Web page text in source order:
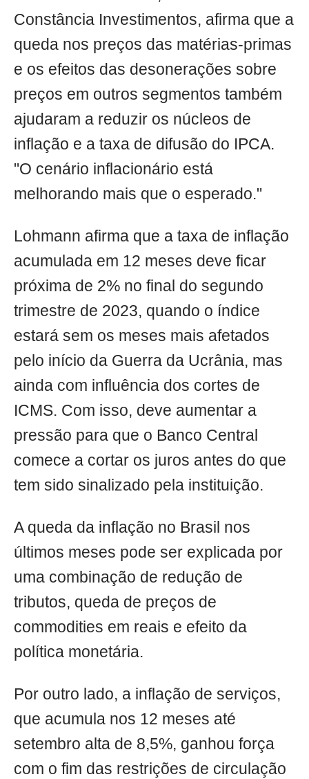
Constância Investimentos, afirma que a
queda nos preços das matérias-primas
e os efeitos das desonerações sobre
preços em outros segmentos também
ajudaram a reduzir os núcleos de
inflação e a taxa de difusão do IPCA.
"O cenário inflacionário está
melhorando mais que o esperado."
Lohmann afirma que a taxa de inflação
acumulada em 12 meses deve ficar
próxima de 2% no final do segundo
trimestre de 2023, quando o índice
estará sem os meses mais afetados
pelo início da Guerra da Ucrânia, mas
ainda com influência dos cortes de
ICMS. Com isso, deve aumentar a
pressão para que o Banco Central
comece a cortar os juros antes do que
tem sido sinalizado pela instituição.
A queda da inflação no Brasil nos
últimos meses pode ser explicada por
uma combinação de redução de
tributos, queda de preços de
commodities em reais e efeito da
política monetária.
Por outro lado, a inflação de serviços,
que acumula nos 12 meses até
setembro alta de 8,5%, ganhou força
com o fim das restrições de circulação